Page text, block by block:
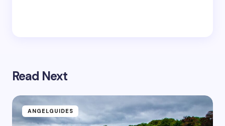
Read Next
ANGELGUIDES